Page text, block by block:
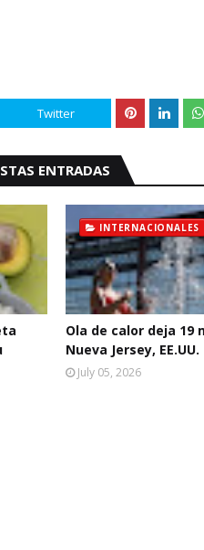
Twitter
ENTRADAS
INTERNACIONALES
Ola de calor deja 19
Nueva Jersey, EE.UU.
July 05, 2026